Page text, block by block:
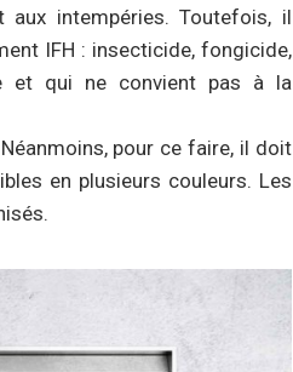
intempéries. Toutefois, il
IFH : insecticide, fongicide,
et qui ne convient pas à la
pour ce faire, il doit
en plusieurs couleurs. Les